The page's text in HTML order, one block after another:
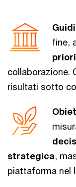
fine,
collaborazione.
risultati sotto
strategica,
piattaforma nel